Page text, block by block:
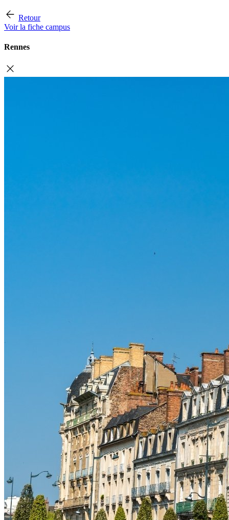
Retour
Voir la fiche campus
Rennes